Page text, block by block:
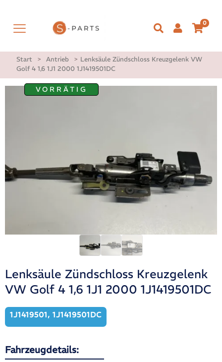
0
Start > Antrieb > Lenksäule Zündschloss Kreuzgelenk VW
Golf 4 1,6 1J1 2000 1J1419501DC
VORRÄTIG
Lenksäule Zündschloss Kreuzgelenk
VW Golf 4 1,6 1J1 2000 1J1419501DC
1J1419501, 1J1419501DC
Fahrzeugdetails: